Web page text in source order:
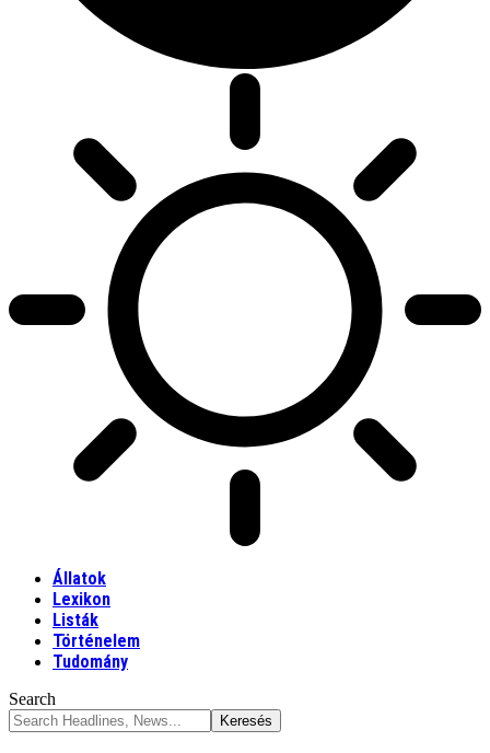
Állatok
Lexikon
Listák
Történelem
Tudomány
Search